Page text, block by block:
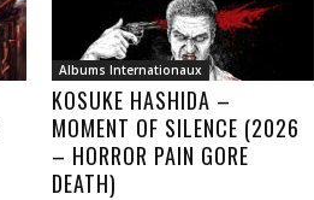
Albums Internationaux
KOSUKE HASHIDA –
MOMENT OF SILENCE (2026
– HORROR PAIN GORE
DEATH)